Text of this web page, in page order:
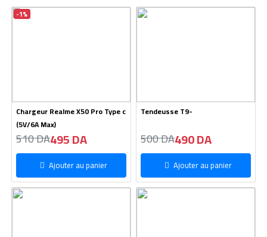
-1%
Chargeur Realme X50 Pro Type c
(5V/6A Max)
510 DA495 DA
Ajouter au panier
Tendeusse T9-
500 DA490 DA
Ajouter au panier